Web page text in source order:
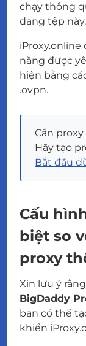
chạy thông
dạng tệp này.
năng được
hiện bằng
.ovpn.
Cần
Hãy tạo
Bắt đầu
Cấu
biệt so
proxy
Xin lưu ý
BigDaddy
bạn có thể
khiển